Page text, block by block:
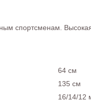
спортсменам.
64 см
135 см
16/14/12